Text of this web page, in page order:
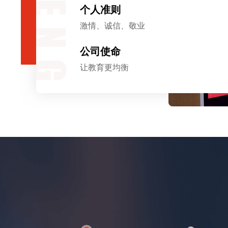
个人准则
激情、诚信、敬业
公司使命
让教育更均衡